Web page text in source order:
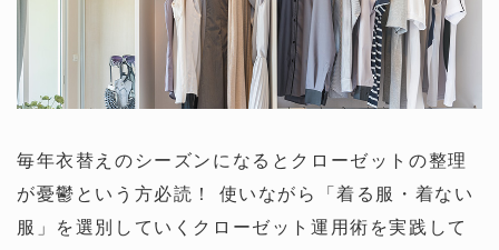
毎年衣替えのシーズンになるとクローゼットの整理
が憂鬱という方必読！ 使いながら「着る服・着ない
服」を選別していくクローゼット運用術を実践して